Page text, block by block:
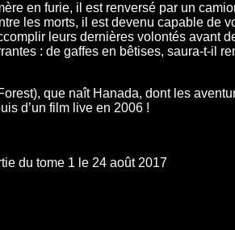
en furie, il est renversé par un
les morts, il est devenu capable de
leurs dernières volontés avant
: de gaffes en bêtises, saura-t-il
que naît Hanada, dont les
d’un film live en 2006 !
du tome 1 le 24 août 2017